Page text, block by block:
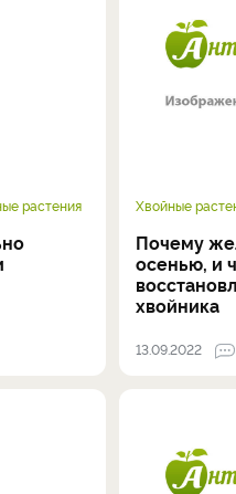
растения Хвойные
Почему
осенью, и
хвойника
13.09.2022